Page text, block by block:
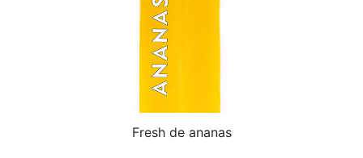
Fresh de ananas